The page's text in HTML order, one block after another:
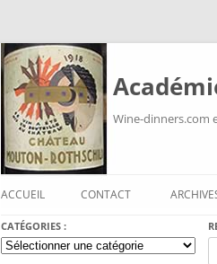
Wine-dinners.com
ACCUEIL CONTACT
CATÉGORIES :
Catégories
: